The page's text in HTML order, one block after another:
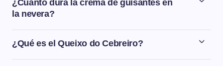
agua empieza a hervir, mientras que los guisantes
¿Cuánto dura la crema de guisantes en
la nevera?
La crema de guisantes aguanta en la nevera bien
guardada dentro de un táper o un recipiente bien tapado
¿Qué es el Queixo do Cebreiro?
El Queixo do Cebreiro es un queso fresco de pasta